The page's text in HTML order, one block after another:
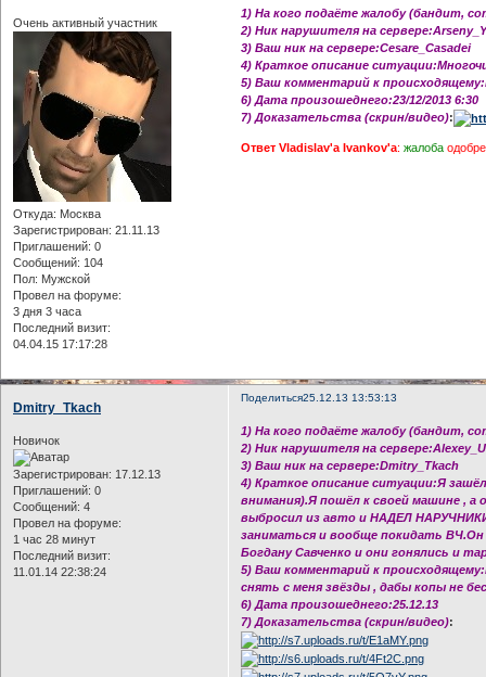
Очень активный участник
Откуда: Москва
Зарегистрирован: 21.11.13
Приглашений: 0
Сообщений: 104
Пол: Мужской
Провел на форуме:
3 дня 3 часа
Последний визит:
04.04.15 17:17:28
1) На кого подаёте жалобу (бандит,
2) Ник нарушителя на
3) Ваш ник на сервере:Cesare_Casadei
4) Краткое описание
5) Ваш комментарий к
6) Дата произошеднего:23/12/2013 6:30
7) Доказательства (скрин/видео):
Ответ Vladislav'a Ivankov'a: жалоба
Поделиться25.12.13 13:53:13
Dmitry_Tkach
Новичок
Зарегистрирован: 17.12.13
Приглашений: 0
Сообщений: 4
Провел на форуме:
1 час 28 минут
Последний визит:
11.01.14 22:38:24
1) На кого подаёте жалобу (бандит,
2) Ник нарушителя на
3) Ваш ник на сервере:Dmitry_Tkach
4) Краткое описание ситуации:Я
внимания).Я пошёл к своей машине , а
выбросил из авто и НАДЕЛ
заниматься и вообще покидать ВЧ.Он
Богдану Савченко и они гонялись и
5) Ваш комментарий к
снять с меня звёзды , дабы копы не
6) Дата произошеднего:25.12.13
7) Доказательства (скрин/видео):